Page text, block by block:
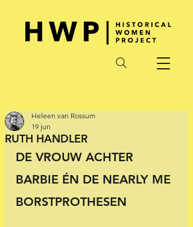
RUTH HANDLER
Heleen van Rossum
19 jun
DE VROUW ACHTER
BARBIE ÉN DE NEARLY ME
BORSTPROTHESEN